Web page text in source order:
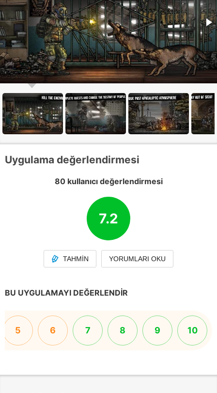
Uygulama değerlendirmesi
80 kullanıcı değerlendirmesi
7.2
TAHMIN YORUMLARI OKU
BU UYGULAMAYI DEĞERLENDIR
5 6 7 8 9 10